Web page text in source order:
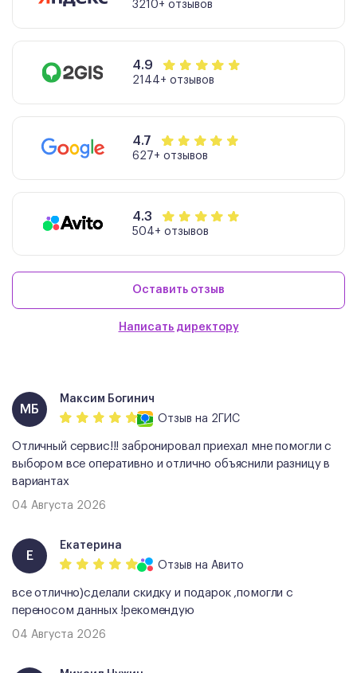
3210+ отзывов
4.9
2144+ отзывов
4.7
627+ отзывов
4.3
504+ отзывов
Оставить отзыв
Написать директору
МБ
Максим Богинич
Отзыв на 2ГИС
Отличный сервис!!! забронировал приехал мне помогли с
выбором все оперативно и отлично объяснили разницу в
вариантах
04 Августа 2026
Е
Екатерина
Отзыв на Авито
все отлично)сделали скидку и подарок ,помогли с
переносом данных !рекомендую
04 Августа 2026